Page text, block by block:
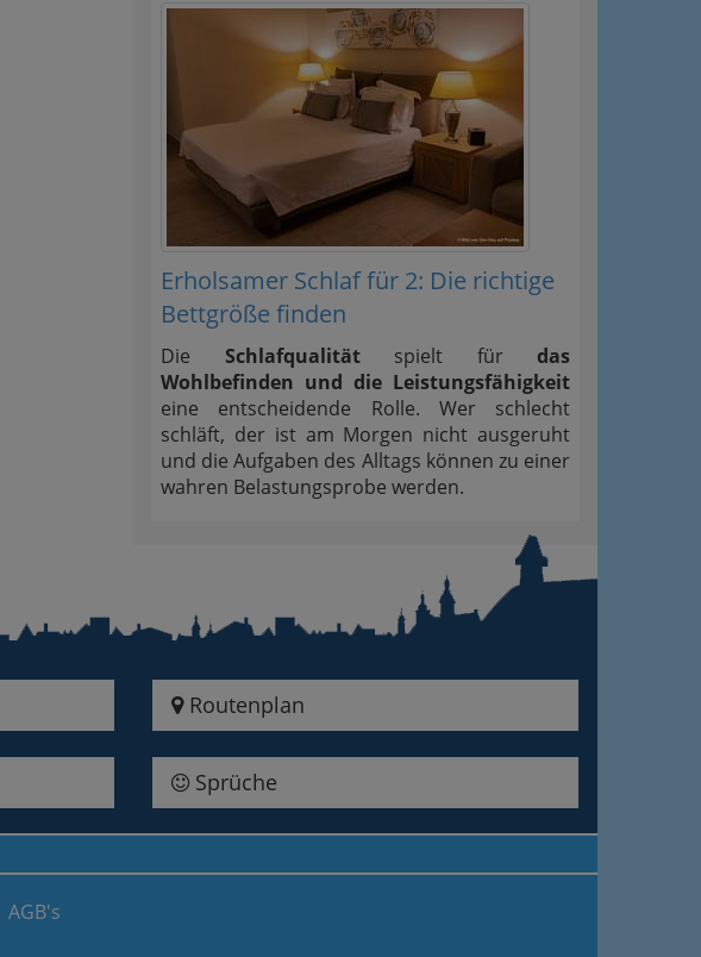
Erholsamer Schlaf für 2: Die richtige
Bettgröße finden
Die Schlafqualitätspielt für das
Wohlbefinden und die Leistungsfähigkeit
eine entscheidende Rolle. Wer schlecht
schläft, der ist am Morgen nicht ausgeruht
und die Aufgaben des Alltags können zu einer
wahren Belastungsprobe werden.
Routenplan
Sprüche
AGB's